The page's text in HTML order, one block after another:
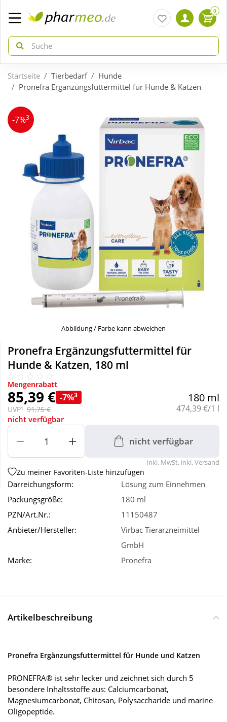
zurück
ÜBERSICHT AKTIONEN
Aktuelle Coupons
Gratis dazu
Schnäppchen
Sparsets
Täglich gut versorgt
zurück
ÜBERSICHT KATEGORIEN
Arzneimittel
Bio & Genuss
Körperpflege & Kosmetik
Liebe & Erotik
Mutter & Kind
Nahrungsergänzung
Natur & Homöopathie
Sanitätshaus
Sport & Fitness
Wellness
0
Startseite Tierbedarf
Hunde
Pronefra Ergänzungsfuttermittel für Hunde & Katzen
-7%3
Abbildung / Farbe kann abweichen
Pronefra Ergänzungsfuttermittel für
Hunde & Katzen, 180 ml
Mengenrabatt
85,39 € -7%3
UVP¹ 91,75 €
180 ml
Grundpreis:
474,39 €/1 l
nicht verfügbar
nicht verfügbar
inkl. MwSt. inkl. Versand
Zu meiner Favoriten-Liste hinzufügen
Darreichungsform:
Lösung zum Einnehmen
Packungsgröße:
180 ml
PZN/Art.Nr.:
11150487
Anbieter/Hersteller:
Virbac Tierarzneimittel
GmbH
Marke:
Pronefra
Artikelbeschreibung
Pronefra Ergänzungsfuttermittel für Hunde und Katzen
PRONEFRA® ist sehr lecker und zeichnet sich durch 5
besondere Inhaltsstoffe aus: Calciumcarbonat,
Magnesiumcarbonat, Chitosan, Polysaccharide und marine
Oligopeptide.